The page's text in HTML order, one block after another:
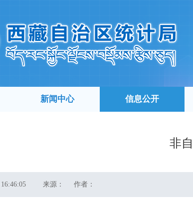
新闻中心 信息公开
非
来源： 作者：